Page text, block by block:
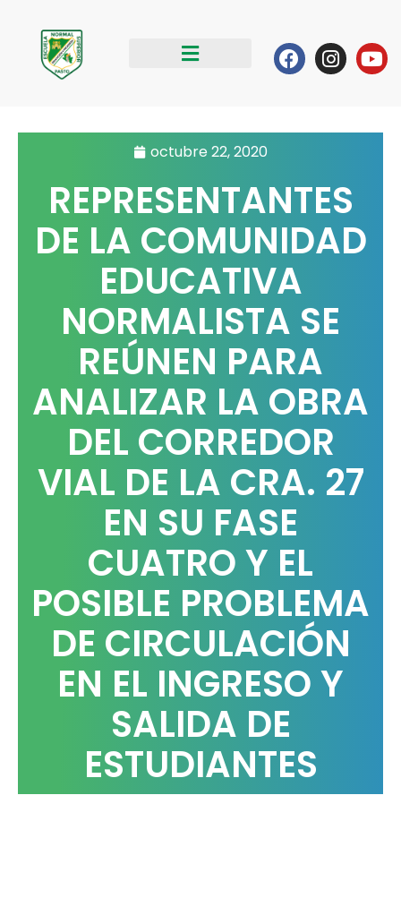
contenido
Facebook
octubre 22, 2020
REPRESENTANTES
DE LA COMUNIDAD
EDUCATIVA
NORMALISTA SE
REÚNEN PARA
ANALIZAR LA OBRA
DEL CORREDOR
VIAL DE LA CRA. 27
EN SU FASE
CUATRO Y EL
POSIBLE PROBLEMA
DE CIRCULACIÓN
EN EL INGRESO Y
SALIDA DE
ESTUDIANTES